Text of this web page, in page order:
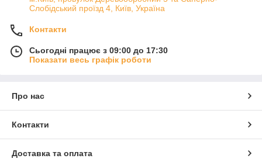
Слобідський проїзд 4, Київ, Україна
Контакти
Сьогодні працює з 09:00 до 17:30
Показати весь графік роботи
Про нас
Контакти
Доставка та оплата